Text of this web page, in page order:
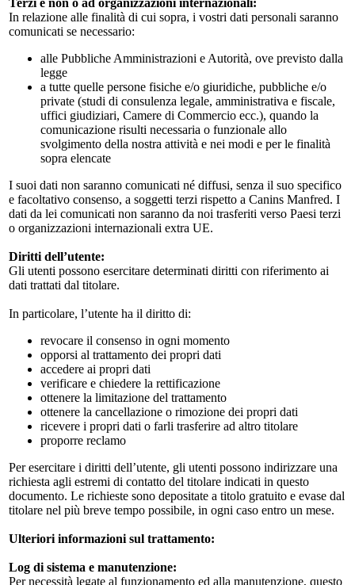
Terzi e non o ad organizzazioni internazionali:
In relazione alle finalità di cui sopra, i vostri dati personali saranno
comunicati se necessario:
alle Pubbliche Amministrazioni e Autorità, ove previsto dalla
legge
a tutte quelle persone fisiche e/o giuridiche, pubbliche e/o
private (studi di consulenza legale, amministrativa e fiscale,
uffici giudiziari, Camere di Commercio ecc.), quando la
comunicazione risulti necessaria o funzionale allo
svolgimento della nostra attività e nei modi e per le finalità
sopra elencate
I suoi dati non saranno comunicati né diffusi, senza il suo specifico
e facoltativo consenso, a soggetti terzi rispetto a Canins Manfred. I
dati da lei comunicati non saranno da noi trasferiti verso Paesi terzi
o organizzazioni internazionali extra UE.
Diritti dell’utente:
Gli utenti possono esercitare determinati diritti con riferimento ai
dati trattati dal titolare.
In particolare, l’utente ha il diritto di:
revocare il consenso in ogni momento
opporsi al trattamento dei propri dati
accedere ai propri dati
verificare e chiedere la rettificazione
ottenere la limitazione del trattamento
ottenere la cancellazione o rimozione dei propri dati
ricevere i propri dati o farli trasferire ad altro titolare
proporre reclamo
Per esercitare i diritti dell’utente, gli utenti possono indirizzare una
richiesta agli estremi di contatto del titolare indicati in questo
documento. Le richieste sono depositate a titolo gratuito e evase dal
titolare nel più breve tempo possibile, in ogni caso entro un mese.
Ulteriori informazioni sul trattamento:
Log di sistema e manutenzione:
Per necessità legate al funzionamento ed alla manutenzione, questo